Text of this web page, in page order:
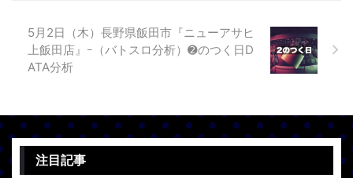
5月2日（木）長野県飯田市『ニューアサヒ
上飯田店』ｰ（バトスロ分析）➋のつく日D
ATA分析
注目記事